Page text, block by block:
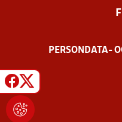
PERSONDATA-